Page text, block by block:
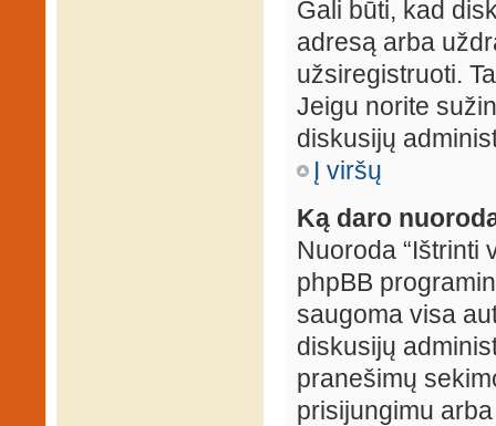
Gali būti, kad
adresą arba
užsiregistruoti.
Jeigu norite
diskusijų
Į viršų
Ką daro
Nuoroda “Ištrinti
phpBB
saugoma visa
diskusijų
pranešimų
prisijungimu